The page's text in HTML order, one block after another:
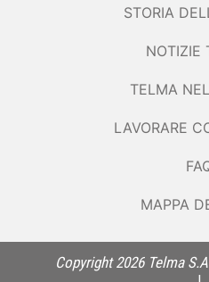
STORIA
NOTIZIE
TELMA
LAVORARE
MAPPA
Copyright 2026 Telma